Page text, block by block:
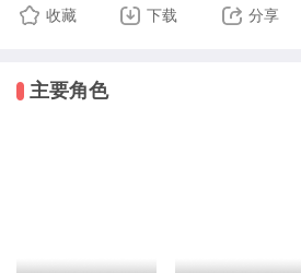
灭世魔皇帝绝鸿，一剑倾天云天帝
你还喜欢捡东西。
捡到一个龙蛋，孵一下。
收藏 下载 分享
主要角色